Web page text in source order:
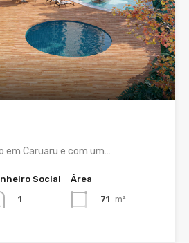
em Caruaru e com um…
Social
1
Área
71 m²